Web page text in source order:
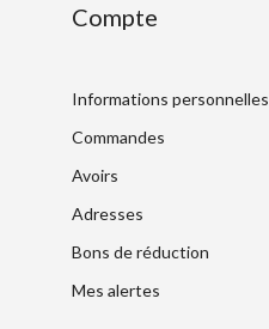
Compte
Informations personnelles
Commandes
Avoirs
Adresses
Bons de réduction
Mes alertes